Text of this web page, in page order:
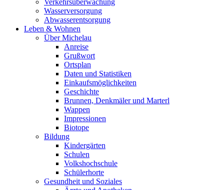
Verkehrsüberwachung
Wasserversorgung
Abwasserentsorgung
Leben & Wohnen
Über Michelau
Anreise
Grußwort
Ortsplan
Daten und Statistiken
Einkaufsmöglichkeiten
Geschichte
Brunnen, Denkmäler und Marterl
Wappen
Impressionen
Biotope
Bildung
Kindergärten
Schulen
Volkshochschule
Schülerhorte
Gesundheit und Soziales